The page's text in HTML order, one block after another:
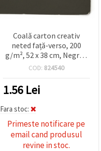
Coală carton creativ
neted față-verso, 200
g/m², 52 x 38 cm, Negru -
1 bucată
COD: 824540
1.56 Lei
Fara stoc:
Primeste notificare pe
email cand produsul
revine in stoc.